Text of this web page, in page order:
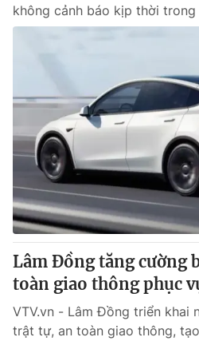
không cảnh báo kịp thời
Lâm Đồng tăng cường
toàn giao thông phục
VTV.vn - Lâm Đồng triển khai
trật tự, an toàn giao thông,